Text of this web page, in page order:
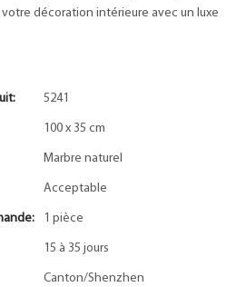
votre décoration intérieure avec un luxe
5241
100 x 35 cm
Marbre naturel
Acceptable
1 pièce
15 à 35 jours
Canton/Shenzhen